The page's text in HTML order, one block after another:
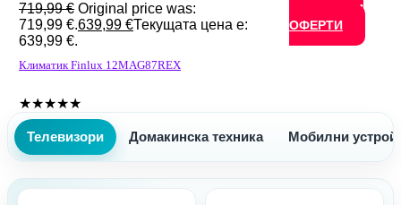
719,99€ Original price was:
719,99 €.639,99 €Текущата цена е:
639,99 €.
Климатик Finlux 12MAG87REX
★★★★★
ВСИЧКИ
ОФЕРТИ
Телевизори Домакинска техника Мобилни